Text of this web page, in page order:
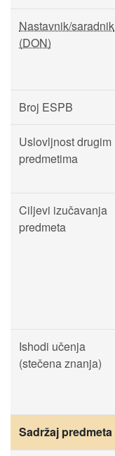
Nastavnik/saradnik
(DON)
Broj ESPB
Uslovljnost drugim
predmetima
Ciljevi izučavanja
predmeta
Ishodi učenja
(stečena znanja)
Sadržaj predmeta